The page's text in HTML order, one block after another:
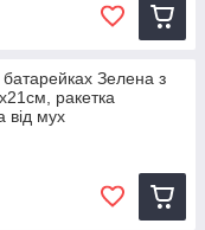
Зелена з
ракетка
від мух